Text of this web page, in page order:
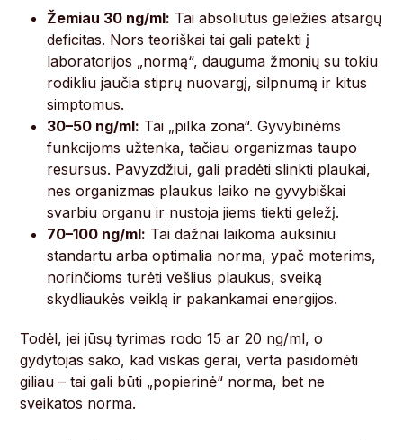
Žemiau 30 ng/ml: Tai absoliutus geležies atsargų
deficitas. Nors teoriškai tai gali patekti į
laboratorijos „normą“, dauguma žmonių su tokiu
rodikliu jaučia stiprų nuovargį, silpnumą ir kitus
simptomus.
30–50 ng/ml: Tai „pilka zona“. Gyvybinėms
funkcijoms užtenka, tačiau organizmas taupo
resursus. Pavyzdžiui, gali pradėti slinkti plaukai,
nes organizmas plaukus laiko ne gyvybiškai
svarbiu organu ir nustoja jiems tiekti geležį.
70–100 ng/ml: Tai dažnai laikoma auksiniu
standartu arba optimalia norma, ypač moterims,
norinčioms turėti vešlius plaukus, sveiką
skydliaukės veiklą ir pakankamai energijos.
Todėl, jei jūsų tyrimas rodo 15 ar 20 ng/ml, o
gydytojas sako, kad viskas gerai, verta pasidomėti
giliau – tai gali būti „popierinė“ norma, bet ne
sveikatos norma.